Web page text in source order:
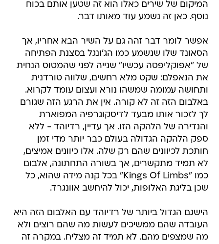
המיקום של שירים כאלו הוא זה שטען אותם בכוח
נוסף. כאן זה נשמע עוד מאותו דבר.
אפשר לומר דבר זהה גם על השיר הבא אחריו, אך
הסאונד שלו שנשמע כמו הג'ונגל בסצנת הפתיחה
של "אפוקליפסה עכשיו" שנייה לפני שהמטוס הנחית
את הנאפלם: שקט מלא רחשים, שלווה טורדנית
ותחושה עמומה שמשהו נורא ועצום עומד לקרוא.
באלבום הזה זה לא קורה. אין את הרגע הזה שגורם
לך לזכור אותו מבעד לדיסקוגרפיה המפוארת
והנדירה של הלהקה הזו. אך עדיין, רדיוהד - ללא
ספק הלהקה הגדולה בעולם כבר יותר מדי זמן 
חותכת לכיוונים שהם רק שלה. אלו כיוונים אמיצים,
לא תמיד מתקשרים, אך בשורה התחתונה, אלבום
כמו "Kings Of Limbs" בכל קנה מידה שהוא, כל
שכן בליגת האלופות, יכול להיחשב אוונגרד.
הישגם הגדול ביותר של רדיוהד עם האלבום הזה היא
העובדה שהם ממשיכים לעשות מה שהם רוצים ולא
מה שמצפים מהם. לא תמיד זה מצליח. במקרה זה